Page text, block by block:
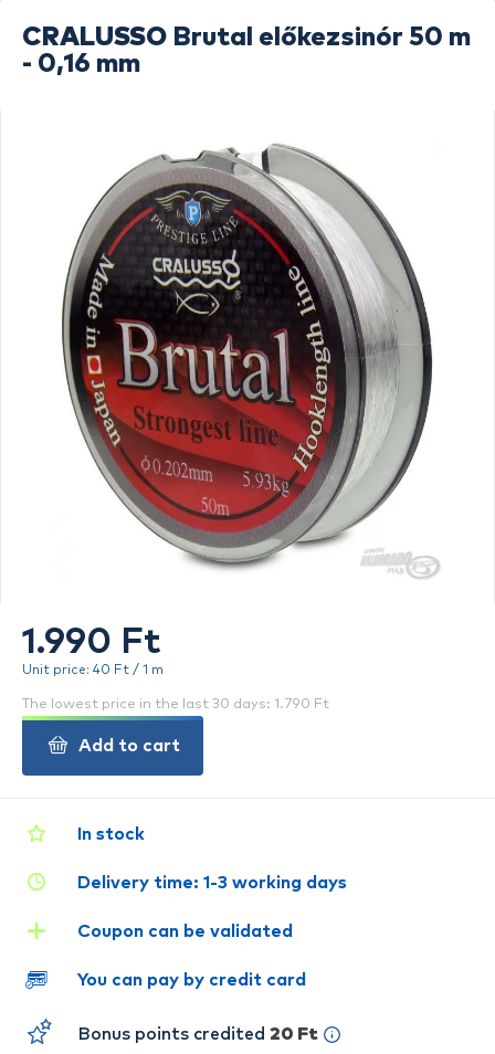
CRALUSSO Brutal előkezsinór 50 m
- 0,16 mm
In stock
Delivery time: 1-3 working days
Coupon can be validated
You can pay by credit card
Bonus points credited 20 Ft
1.990 Ft
Unit price: 40 Ft / 1 m
The lowest price in the last 30 days: 1.790 Ft
Add to cart